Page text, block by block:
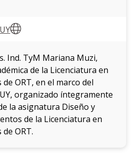
Ind. TyM Mariana Muzi,
de la Licenciatura en
ORT, en el marco del
organizado íntegramente
la asignatura Diseño y
de la Licenciatura en
ORT.